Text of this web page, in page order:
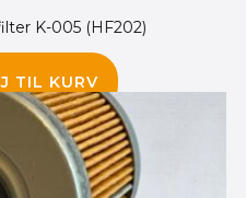
K-005 (HF202)
TIL KURV